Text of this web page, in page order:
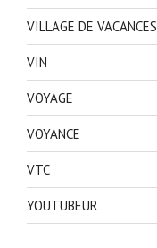
VILLAGE DE VACANCES
VIN
VOYAGE
VOYANCE
VTC
YOUTUBEUR